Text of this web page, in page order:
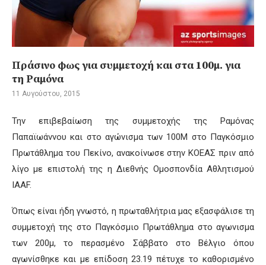
Πράσινο φως για συμμετοχή και στα 100μ. για
τη Ραμόνα
11 Αυγούστου, 2015
Την επιβεβαίωση της συμμετοχής της Ραμόνας
Παπαϊωάννου και στο αγώνισμα των 100Μ στο Παγκόσμιο
Πρωτάθλημα του Πεκίνο, ανακοίνωσε στην ΚΟΕΑΣ πριν από
λίγο με επιστολή της η Διεθνής Ομοσπονδία Αθλητισμού
IAAF.
Όπως είναι ήδη γνωστό, η πρωταθλήτρια μας εξασφάλισε τη
συμμετοχή της στο Παγκόσμιο Πρωτάθλημα στο αγωνισμα
των 200μ, το περασμένο Σάββατο στο Βέλγιο όπου
αγωνίσθηκε και με επίδοση 23.19 πέτυχε το καθορισμένο